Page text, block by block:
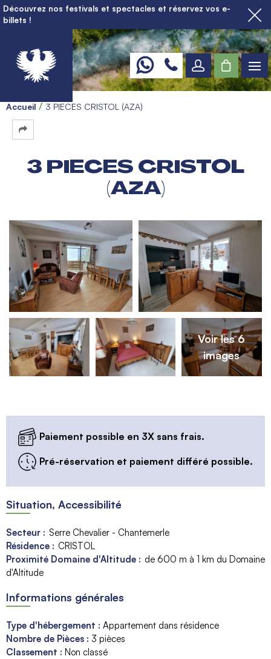
Découvrez nos festivals et spectacles et réservez vos e-
billets !
Accueil 3 PIECES CRISTOL (AZA)
3 PIECES CRISTOL
(AZA)
Voir les 6
images
Paiement possible en 3X sans frais.
Pré-réservation et paiement différé possible.
Situation, Accessibilité
Secteur : Serre Chevalier - Chantemerle
Résidence : CRISTOL
Proximité Domaine d'Altitude : de 600 m à 1 km du Domaine
d'Altitude
Informations générales
Type d'hébergement : Appartement dans résidence
Nombre de Pièces : 3 pièces
Classement : Non classé